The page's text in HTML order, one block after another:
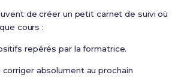
de créer un petit carnet de suivi où
cours :
repérés par la formatrice.
corriger absolument au prochain